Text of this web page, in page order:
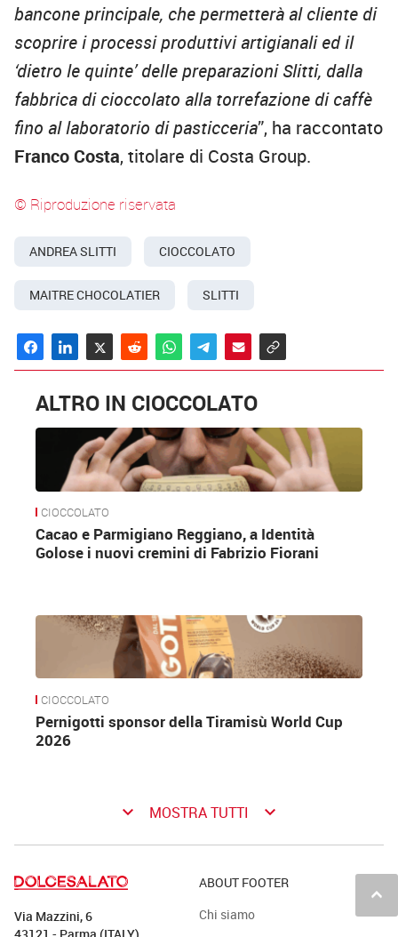
bancone principale, che permetterà al cliente di
scoprire i processi produttivi artigianali ed il
‘dietro le quinte’ delle preparazioni Slitti, dalla
fabbrica di cioccolato alla torrefazione di caffè
fino al laboratorio di pasticceria”, ha raccontato
Franco Costa, titolare di Costa Group.
© Riproduzione riservata
ANDREA SLITTI CIOCCOLATO
MAITRE CHOCOLATIER SLITTI
ALTRO IN CIOCCOLATO
CIOCCOLATO
Cacao e Parmigiano Reggiano, a Identità
Golose i nuovi cremini di Fabrizio Fiorani
CIOCCOLATO
Pernigotti sponsor della Tiramisù World Cup
2026
keyboard_arrow_down MOSTRA TUTTI keyboard_arrow_down
keyboard_arrow_up
Via Mazzini, 6
ABOUT FOOTER
Chi siamo